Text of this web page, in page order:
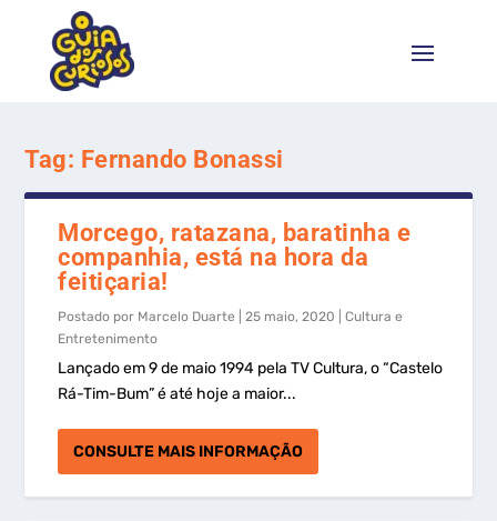
Tag: Fernando Bonassi
Morcego, ratazana, baratinha e
companhia, está na hora da
feitiçaria!
Postado por Marcelo Duarte |25 maio, 2020 |Cultura e
Entretenimento
Lançado em 9 de maio 1994 pela TV Cultura, o “Castelo
Rá-Tim-Bum” é até hoje a maior...
CONSULTE MAIS INFORMAÇÃO